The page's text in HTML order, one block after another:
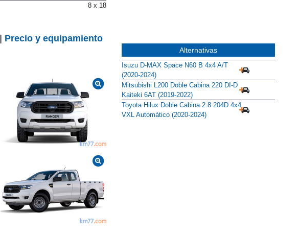
8 x 18
Precio y equipamiento
Alternativas
Isuzu D-MAX Space N60 B 4x4 A/T
(2020-2024)
Mitsubishi L200 Doble Cabina 220 DI-D
Kaiteki 6AT (2019-2022)
Toyota Hilux Doble Cabina 2.8 204D 4x4
VXL Automático (2020-2024)